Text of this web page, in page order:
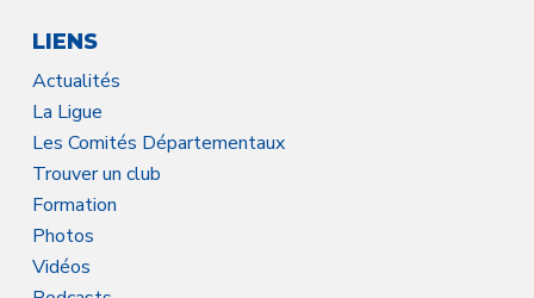
LIENS
Actualités
La Ligue
Les Comités Départementaux
Trouver un club
Formation
Photos
Vidéos